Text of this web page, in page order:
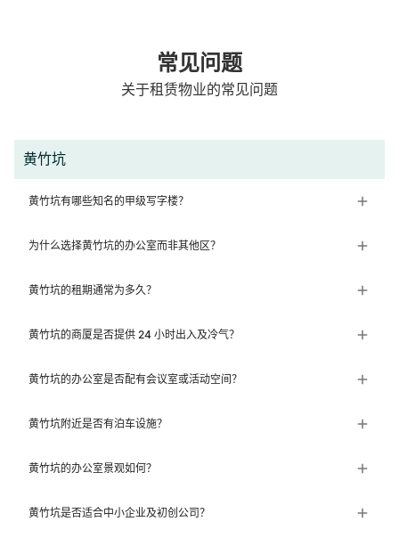
常见问题
关于租赁物业的常见问题
黄竹坑
黄竹坑有哪些知名的甲级写字楼？
为什么选择黄竹坑的办公室而非其他区？
黄竹坑的租期通常为多久？
黄竹坑的商厦是否提供 24 小时出入及冷气？
黄竹坑的办公室是否配有会议室或活动空间？
黄竹坑附近是否有泊车设施？
黄竹坑的办公室景观如何？
黄竹坑是否适合中小企业及初创公司？